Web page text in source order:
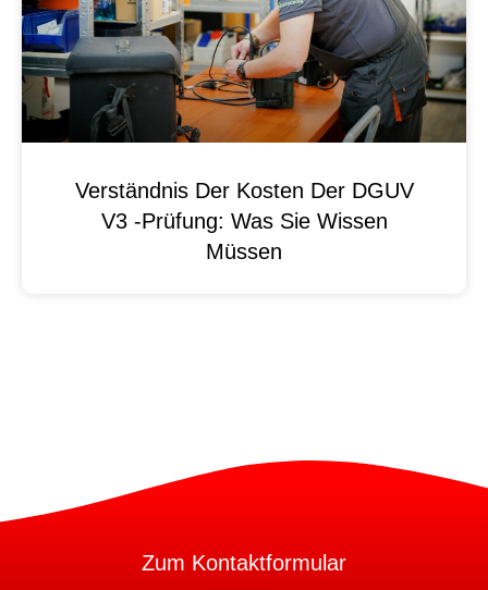
Verständnis Der Kosten Der DGUV
V3 -Prüfung: Was Sie Wissen
Müssen
Zum Kontaktformular